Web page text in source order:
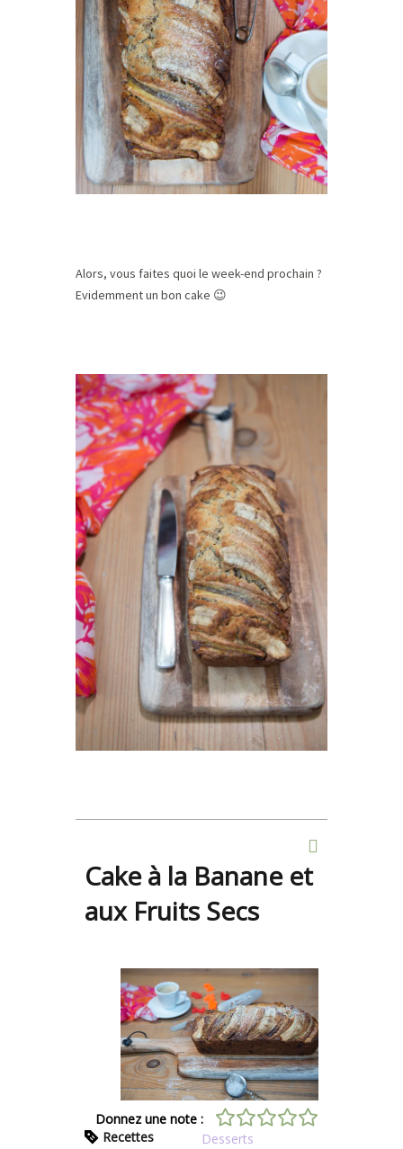
Alors, vous faites quoi le week-end prochain ?
Evidemment un bon cake 😉
Cake à la Banane et
aux Fruits Secs
Donnez une note :
Recettes
Desserts